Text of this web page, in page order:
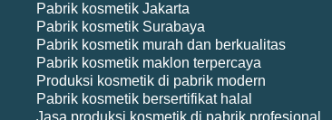
Pabrik kosmetik Jakarta
Pabrik kosmetik Surabaya
Pabrik kosmetik murah dan berkualitas
Pabrik kosmetik maklon terpercaya
Produksi kosmetik di pabrik modern
Pabrik kosmetik bersertifikat halal